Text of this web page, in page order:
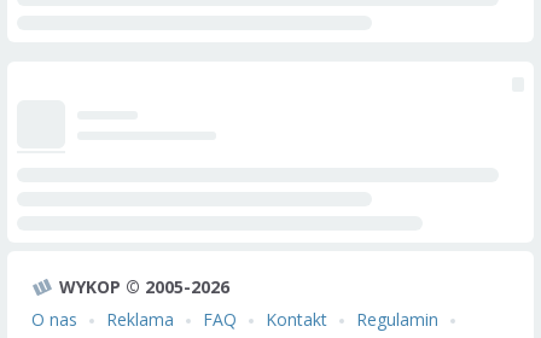
WYKOP © 2005-2026
O nas
Reklama FAQ Kontakt
Regulamin